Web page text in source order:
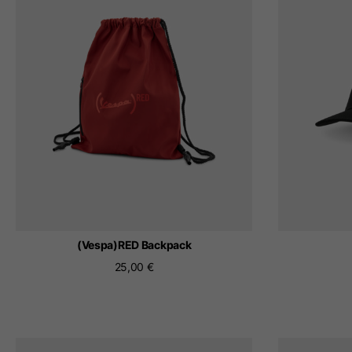
(Vespa)RED Backpack
25,00 €
Al cambiar de